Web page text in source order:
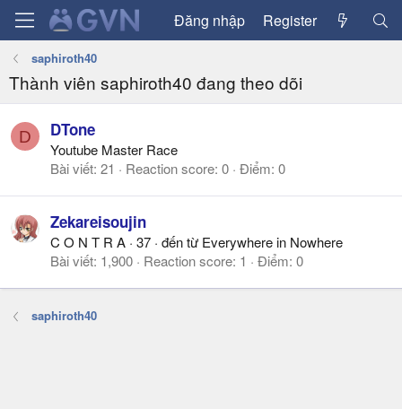
Đăng nhập Register
saphiroth40
Thành viên saphiroth40 đang theo dõi
D DTone
Youtube Master Race
Bài viết 21 Reaction score 0 Điểm 0
Zekareisoujin
C O N T R A · 37 · đến từ Everywhere in Nowhere
Bài viết 1,900 Reaction score 1 Điểm 0
saphiroth40